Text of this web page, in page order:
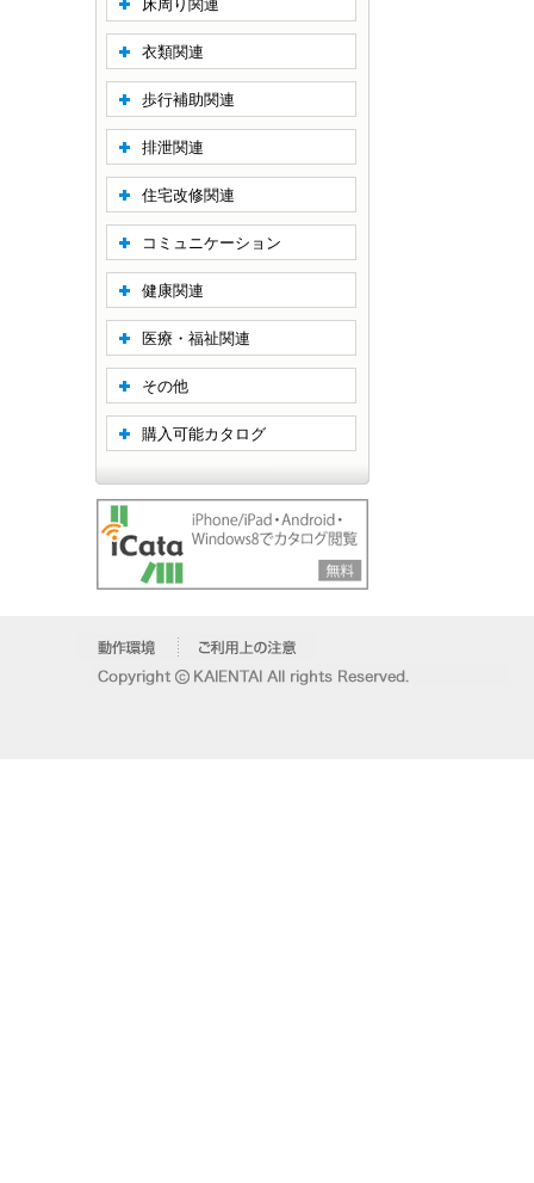
床周り関連
衣類関連
歩行補助関連
排泄関連
住宅改修関連
コミュニケーション
健康関連
医療・福祉関連
その他
購入可能カタログ